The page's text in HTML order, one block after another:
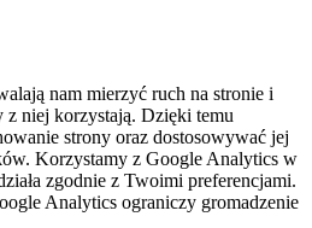
nam mierzyć ruch na stronie i
niej korzystają. Dzięki temu
strony oraz dostosowywać jej
Korzystamy z Google Analytics w
zgodnie z Twoimi preferencjami.
Analytics ograniczy gromadzenie